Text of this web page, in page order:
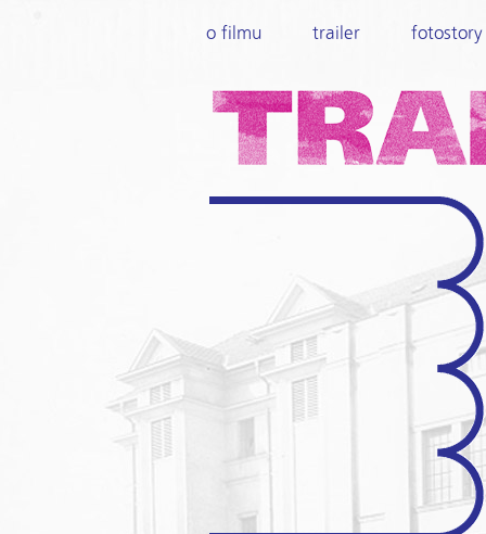
o filmu trailer fotostory